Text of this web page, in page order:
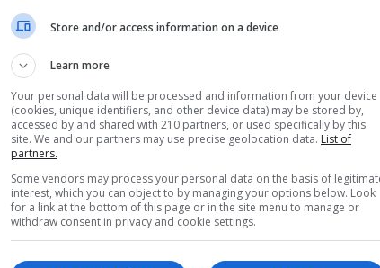
Colombia
Print
Store and/or access information on a device
Learn more
Your personal data will be processed and information from your device
(cookies, unique identifiers, and other device data) may be stored by,
accessed by and shared with 210 partners, or used specifically by this
site. We and our partners may use precise geolocation data. List of
partners.
Some vendors may process your personal data on the basis of
interest, which you can object to by managing your options below. Look
for a link at the bottom of this page or in the site menu to manage or
withdraw consent in privacy and cookie settings.